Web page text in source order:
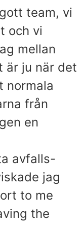
team, vi
och vi
mellan
är ju när det
normala
från
en
avfalls-
jag
to me
the